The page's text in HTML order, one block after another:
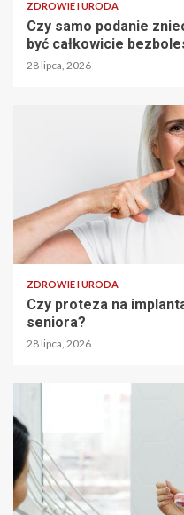
ZDROWIE I URODA
Czy samo podanie
być całkowicie
28 lipca, 2026
ZDROWIE I URODA
Czy proteza na
seniora?
28 lipca, 2026